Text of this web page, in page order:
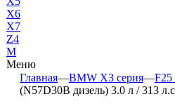
X6
X7
Z4
М
Меню
Главная—BMW X3 серия—F25
(N57D30B дизель) 3.0 л / 313